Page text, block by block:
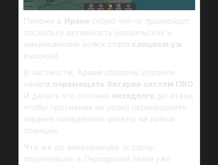
Похоже в Иране скоро что-то произойдет,
поскольку активность израильских и
американских войск стала слишком уж
высокой.
В частности, Армия обороны Израиля
начала перемещать батареи систем ПВО.
И делать это логично незадолго до атаки,
чтобы противник не успел перенацелить
заранее наведенные ракеты на новые
позиции.
Что же до американцев (к слову,
подтянувших в Персидский залив уже